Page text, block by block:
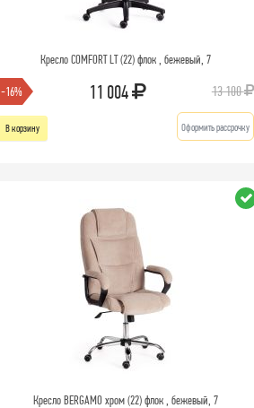
Кресло COMFORT LT (22) флок , бежевый, 7
-16% 11 004 13 100
В корзину Оформить рассрочку
Кресло BERGAMO хром (22) флок , бежевый, 7